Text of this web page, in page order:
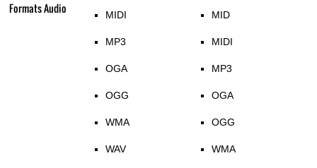
Formats Audio MIDI
MP3
OGA
OGG
WMA
WAV
MID
MIDI
MP3
OGA
OGG
WMA